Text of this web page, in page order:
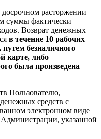
расторжении
суммы фактически
Возврат денежных
в течение 10 рабочих
путем безналичного
карте, либо
была произведена
Пользователю,
средств с
электронном виде
указанной